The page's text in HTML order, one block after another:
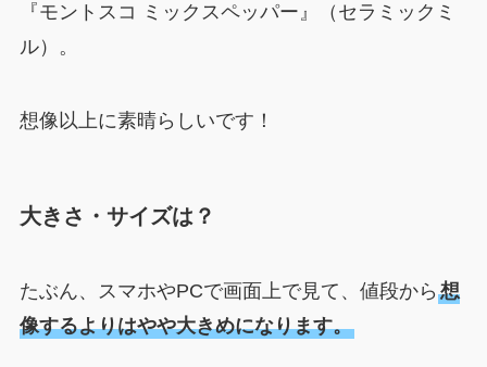
『モントスコ ミックスペッパー』（セラミックミ
ル）。
想像以上に素晴らしいです！
大きさ・サイズは？
たぶん、スマホやPCで画面上で見て、値段から 想
像するよりはやや大きめになります。